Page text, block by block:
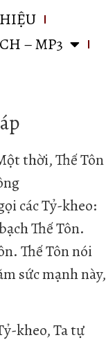
– MP3
thời, Thế Tôn
các Tỷ-kheo:
Thế Tôn.
Thế Tôn nói
sức mạnh này,
kheo, Ta tự